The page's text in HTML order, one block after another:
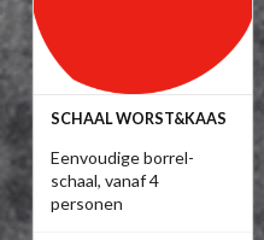
SCHAAL WORST&KAAS
Eenvoudige borrel-
schaal, vanaf 4
personen